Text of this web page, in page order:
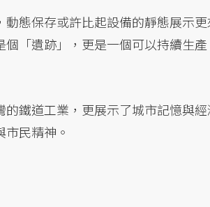
態保存或許比起設備的靜態展示
「遺跡」，更是一個可以持續生
鐵道工業，更展示了城市記憶與
民精神。